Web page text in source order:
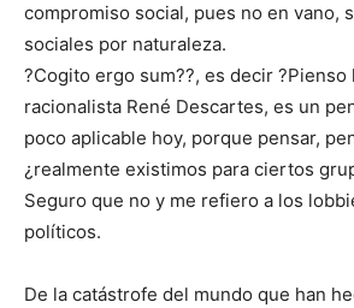
compromiso social, pues no en vano,
sociales por naturaleza.
?Cogito ergo sum??, es decir
racionalista René Descartes, es un
poco aplicable hoy, porque pensar,
¿realmente existimos para ciertos
Seguro que no y me refiero a los
políticos.
De la catástrofe del mundo que han